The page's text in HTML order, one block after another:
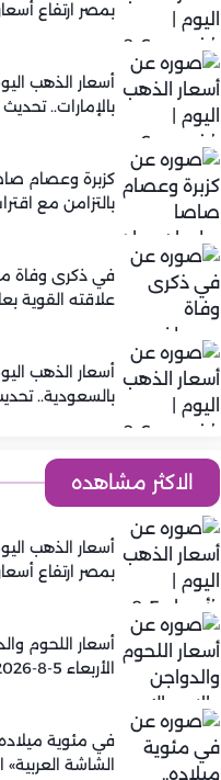
بمصر ارتفاع
بالإمارات..
كزبرة وعصام
بالتزامن مع
في ذكرى وفاة
علاقته القوية
بالسعودية..
الاكثر مشاهده
بمصر ارتفاع
أسعار اللحوم
الأربعاء 5-8-2026 في مصر.. اخر تحديث
في مئوية
الشاشة العربية»